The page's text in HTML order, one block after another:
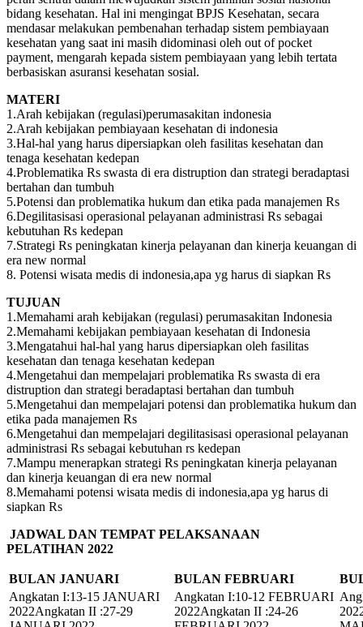
bidang kesehatan. Hal ini mengingat BPJS Kesehatan, secara
mendasar melakukan pembenahan terhadap sistem pembiayaan
kesehatan yang saat ini masih didominasi oleh out of pocket
payment, mengarah kepada sistem pembiayaan yang lebih tertata
berbasiskan asuransi kesehatan sosial.
MATERI
1.Arah kebijakan (regulasi)perumasakitan indonesia
2.Arah kebijakan pembiayaan kesehatan di indonesia
3.Hal-hal yang harus dipersiapkan oleh fasilitas kesehatan dan
tenaga kesehatan kedepan
4.Problematika Rs swasta di era distruption dan strategi beradaptasi
bertahan dan tumbuh
5.Potensi dan problematika hukum dan etika pada manajemen Rs
6.Degilitasisasi operasional pelayanan administrasi Rs sebagai
kebutuhan Rs kedepan
7.Strategi Rs peningkatan kinerja pelayanan dan kinerja keuangan di
era new normal
8. Potensi wisata medis di indonesia,apa yg harus di siapkan Rs
TUJUAN
1.Memahami arah kebijakan (regulasi) perumasakitan Indonesia
2.Memahami kebijakan pembiayaan kesehatan di Indonesia
3.Mengatahui hal-hal yang harus dipersiapkan oleh fasilitas
kesehatan dan tenaga kesehatan kedepan
4.Mengetahui dan mempelajari problematika Rs swasta di era
distruption dan strategi beradaptasi bertahan dan tumbuh
5.Mengetahui dan mempelajari potensi dan problematika hukum dan
etika pada manajemen Rs
6.Mengetahui dan mempelajari degilitasisasi operasional pelayanan
administrasi Rs sebagai kebutuhan rs kedepan
7.Mampu menerapkan strategi Rs peningkatan kinerja pelayanan
dan kinerja keuangan di era new normal
8.Memahami potensi wisata medis di indonesia,apa yg harus di
siapkan Rs
JADWAL DAN TEMPAT PELAKSANAAN
PELATIHAN 2022
BULAN JANUARI BULAN FEBRUARI
Angkatan I:13-15 JANUARI
2022Angkatan II :27-29
Angkatan I:10-12 FEBRUARI
2022Angkatan II :24-26